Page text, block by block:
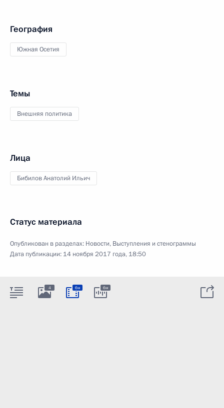
География
Южная Осетия
Темы
Внешняя политика
Лица
Бибилов Анатолий Ильич
Статус материала
Опубликован в разделах: Новости, Выступления и стенограммы
Дата публикации: 14 ноября 2017 года, 18:50
4 6м 6м